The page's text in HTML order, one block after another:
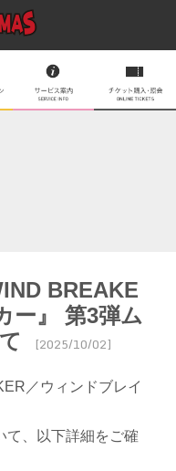
BREAKE
ー』 第3弾ム
[2025/10/02]
／ウィンドブレイ
て、以下詳細をご確